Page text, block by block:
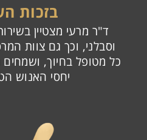
בזכות
ד"ר מרעי מצטיין
וסבלני, וכך גם צוות
כל מטופל בחיוך,
יחסי האנוש